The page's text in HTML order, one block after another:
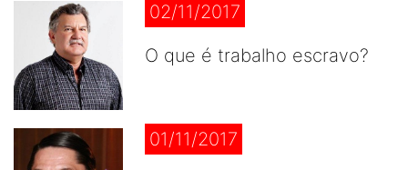
02/11/2017
O que é trabalho escravo?
01/11/2017